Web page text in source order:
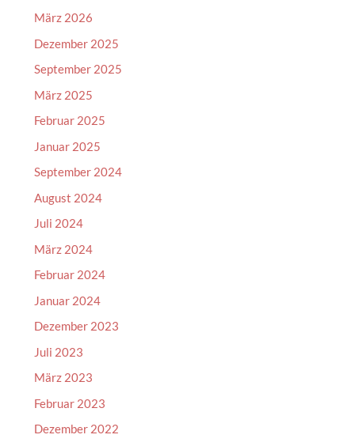
März 2026
Dezember 2025
September 2025
März 2025
Februar 2025
Januar 2025
September 2024
August 2024
Juli 2024
März 2024
Februar 2024
Januar 2024
Dezember 2023
Juli 2023
März 2023
Februar 2023
Dezember 2022